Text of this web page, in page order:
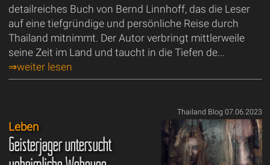
detailreiches Buch von Bernd Linnhoff, das die Leser
auf eine tiefgründige und persönliche Reise durch
Thailand mitnimmt. Der Autor verbringt mittlerweile
seine Zeit im Land und taucht in die Tiefen de...
⇒weiter lesen
Thailand Blog 07.06.2023
Leben
Geisterjäger untersucht